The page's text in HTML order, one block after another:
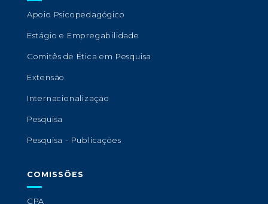
Apoio Psicopedagógico
Estágio e Empregabilidade
Comitês de Ética em Pesquisa
Extensão
Internacionalização
Pesquisa
Pesquisa - Publicações
COMISSÕES
CPA